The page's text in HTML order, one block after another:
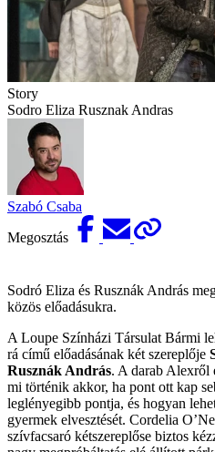
Story
Sodro Eliza Rusznak Andras
Szabó Csaba
Megosztás
Sodró Eliza és Rusznák András
közös előadásukra.
A Loupe Színházi Társulat Bármi
rá című előadásának két szereplője
Rusznák András. A darab Alexről
mi történik akkor, ha pont ott kap
leglényegibb pontja, és hogyan
gyermek elvesztését. Cordelia
szívfacsaró kétszereplőse biztos